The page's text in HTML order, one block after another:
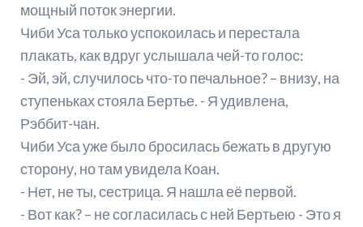
мощный поток энергии.
Чиби Уса только успокоилась и перестала
плакать, как вдруг услышала чей-то голос:
- Эй, эй, случилось что-то печальное? – внизу, на
ступеньках стояла Бертье. - Я удивлена,
Рэббит-чан.
Чиби Уса уже было бросилась бежать в другую
сторону, но там увидела Коан.
- Нет, не ты, сестрица. Я нашла её первой.
- Вот как? – не согласилась с ней Бертьею - Это я